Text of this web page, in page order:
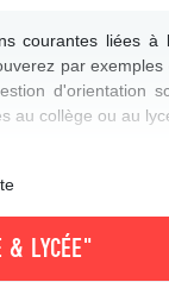
courantes liées à
par
d'orientation
au collège ou au
& LYCÉE"